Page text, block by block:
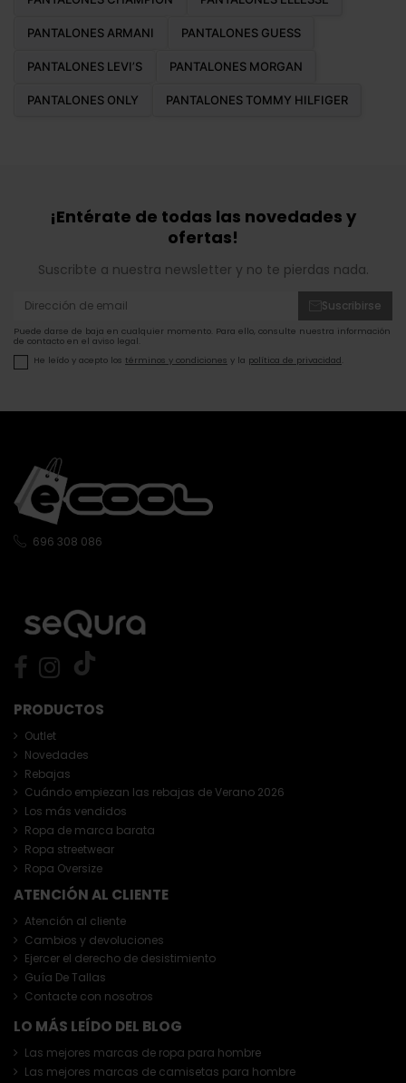
PANTALONES ARMANI PANTALONES GUESS
PANTALONES LEVI’S PANTALONES MORGAN
PANTALONES ONLY PANTALONES TOMMY HILFIGER
¡Entérate de todas las novedades y
ofertas!
Suscribte a nuestra newsletter y no te pierdas nada.
Suscribirse
Puede darse de baja en cualquier momento. Para ello, consulte nuestra información
de contacto en el aviso legal.
He leído y acepto los términos y condiciones y la política de privacidad
PRODUCTOS
Outlet
Novedades
Rebajas
Cuándo empiezan las rebajas de Verano 2026
Los más vendidos
Ropa de marca barata
Ropa streetwear
Ropa Oversize
ATENCIÓN AL CLIENTE
Atención al cliente
Cambios y devoluciones
Ejercer el derecho de desistimiento
Guía De Tallas
Contacte con nosotros
LO MÁS LEÍDO DEL BLOG
Las mejores marcas de ropa para hombre
Las mejores marcas de camisetas para hombre
696 308 086